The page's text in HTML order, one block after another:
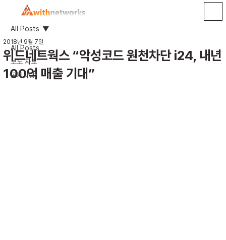
All Posts
보도 자료
공지사항
All Posts
위드네트웍스 “악성코드 원천차단 i24, 내년
100억 매출 기대”
2018년 9월 7일